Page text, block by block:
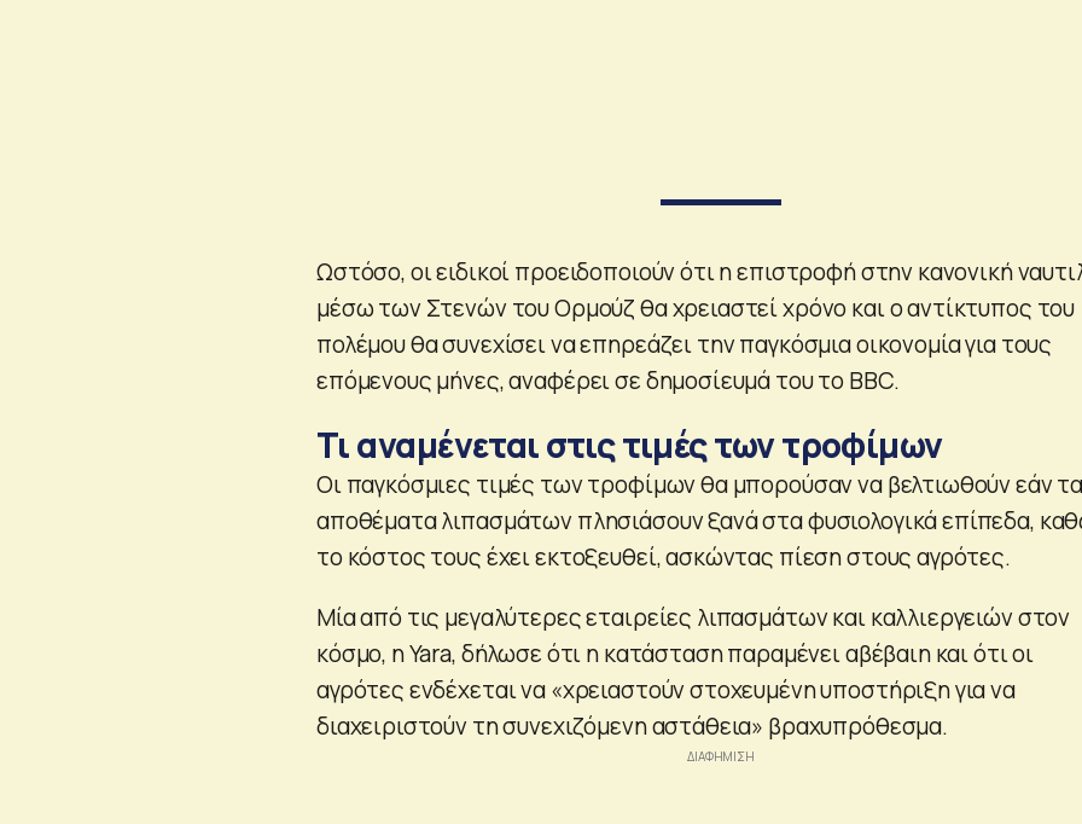
Ωστόσο, οι ειδικοί προειδοποιούν ότι η επιστροφή στην κανονική
μέσω των Στενών του Ορμούζ θα χρειαστεί χρόνο και ο αντίκτυπος του
πολέμου θα συνεχίσει να επηρεάζει την παγκόσμια οικονομία για τους
επόμενους μήνες, αναφέρει σε δημοσίευμά του το BBC.
Τι αναμένεται στις τιμές των τροφίμων
Οι παγκόσμιες τιμές των τροφίμων θα μπορούσαν να βελτιωθούν εάν
αποθέματα λιπασμάτων πλησιάσουν ξανά στα φυσιολογικά επίπεδα,
το κόστος τους έχει εκτοξευθεί, ασκώντας πίεση στους αγρότες.
Μία από τις μεγαλύτερες εταιρείες λιπασμάτων και καλλιεργειών στον
κόσμο, η Yara, δήλωσε ότι η κατάσταση παραμένει αβέβαιη και ότι οι
αγρότες ενδέχεται να «χρειαστούν στοχευμένη υποστήριξη για να
διαχειριστούν τη συνεχιζόμενη αστάθεια» βραχυπρόθεσμα.